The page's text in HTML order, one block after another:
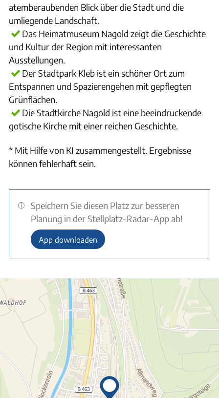
atemberaubenden Blick über die Stadt und die
umliegende Landschaft.
Das Heimatmuseum Nagold zeigt die Geschichte
und Kultur der Region mit interessanten
Ausstellungen.
Der Stadtpark Kleb ist ein schöner Ort zum
Entspannen und Spazierengehen mit gepflegten
Grünflächen.
Die Stadtkirche Nagold ist eine beeindruckende
gotische Kirche mit einer reichen Geschichte.
* Mit Hilfe von KI zusammengestellt. Ergebnisse
können fehlerhaft sein.
Speichern Sie diesen Platz zur besseren
Planung in der Stellplatz-Radar-App ab!
App downloaden